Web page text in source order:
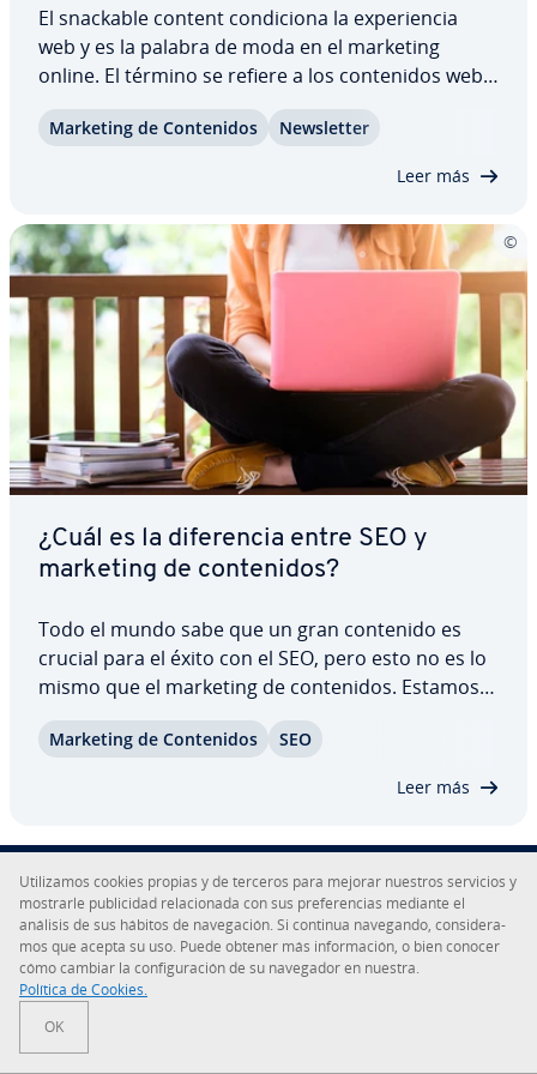
El snackable content co­n­di­cio­na la ex­pe­rie­n­cia
web y es la palabra de moda en el marketing
online. El término se refiere a los co­n­te­ni­dos web
que se consumen de forma rápida y cómoda entre
los que se en­cue­n­tran los co­me­n­ta­rios y los tuits,
Marketing de Co­n­te­ni­dos Ne­w­s­le­t­ter
Leer más
¿Cuál es la di­fe­re­n­cia entre SEO y
marketing de co­n­te­ni­dos?
Todo el mundo sabe que un gran contenido es
crucial para el éxito con el SEO, pero esto no es lo
mismo que el marketing de co­n­te­ni­dos. Estamos
estos dos términos clave del marketing digital,
Marketing de Co­n­te­ni­dos SEO
Leer más
Sobre IONOS
Sala de prensa
Centro de ayuda
Uti­li­za­mos cookies propias y de terceros para mejorar nuestros servicios y
mostrarle pu­bli­ci­dad re­la­cio­na­da con sus pre­fe­re­n­cias mediante el
análisis de sus hábitos de na­ve­ga­ción. Si continua navegando, co­n­si­de­ra­
mos que acepta su uso. Puede obtener más in­fo­r­ma­ción, o bien conocer
cómo cambiar la co­n­fi­gu­ra­ción de su navegador en nuestra.
Política de Cookies.
OK